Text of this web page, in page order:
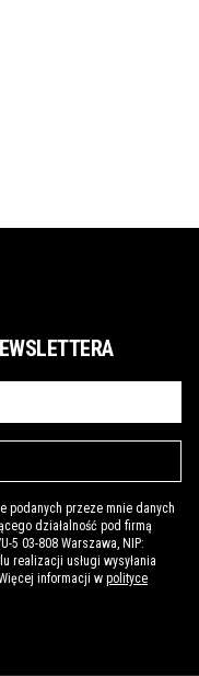
podanych przeze mnie danych
działalność pod firmą
5 03-808 Warszawa, NIP:
realizacji usługi wysyłania
informacji w polityce